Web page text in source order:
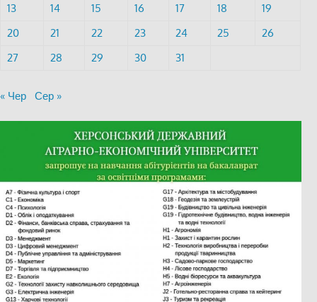
13
14 15 16 17 18
19
20
21 22 23 24 25
26
27
28 29 30 31
« Чер Сер »